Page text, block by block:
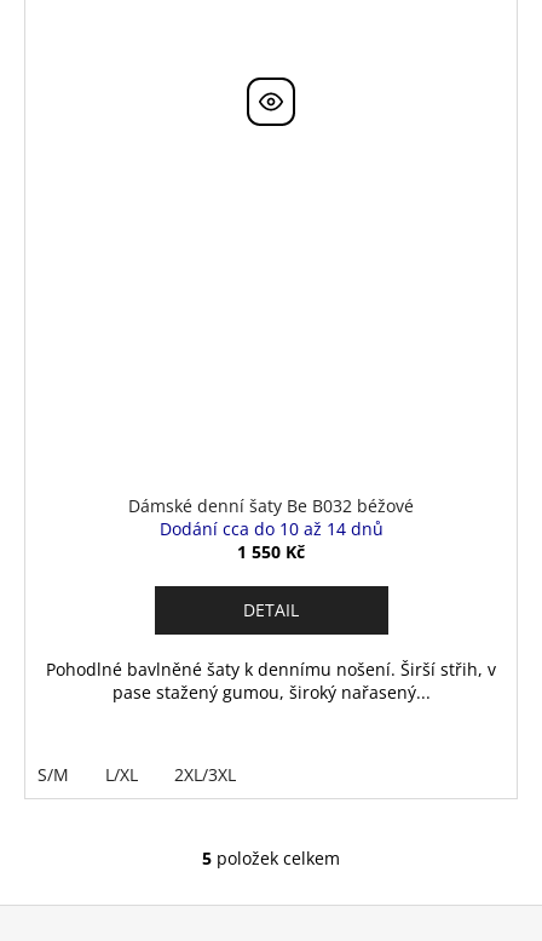
Dámské denní šaty Be B032 béžové
Dodání cca do 10 až 14 dnů
1 550 Kč
DETAIL
Pohodlné bavlněné šaty k dennímu nošení. Širší střih, v
pase stažený gumou, široký nařasený...
S/M L/XL 2XL/3XL
O
5 položek celkem
Z